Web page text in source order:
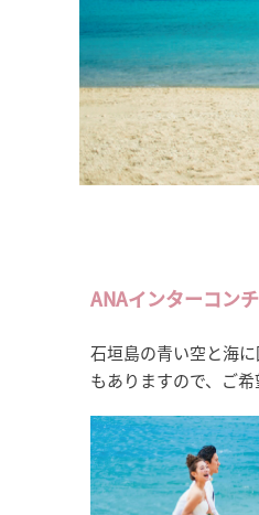
ANAインターコン
石垣島の青い空と海
もありますので、ご